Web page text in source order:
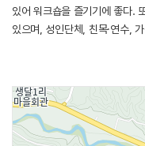
있어 워크숍을 즐기기에 좋다.
있으며, 성인단체, 친목·연수,